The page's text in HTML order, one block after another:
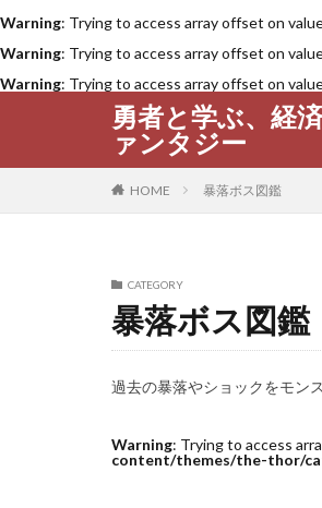
Warning: Trying to access array offset on
Warning: Trying to access array offset on
Warning: Trying to access array offset on
勇者と学ぶ、経
ァンタジー
HOME 暴落ボス図鑑
CATEGORY
暴落ボス図鑑
過去の暴落やショックをモン
Warning: Trying to access
content/themes/the-thor/